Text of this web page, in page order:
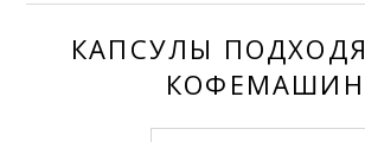
КАПСУЛЫ
КОФЕМАШИН